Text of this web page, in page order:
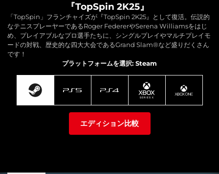
『TopSpin 2K25』
「TopSpin」フランチャイズが『TopSpin 2K25』として復活。伝説的
なテニスプレーヤーであるRoger FedererやSerena Williamsをはじ
め、プレイアブルなプロ選手たちに、シングルプレイやマルチプレイモ
ードの対戦、歴史的な四大大会であるGrand Slam®など盛りだくさん
です！
プラットフォームを選択: Steam
エディション比較